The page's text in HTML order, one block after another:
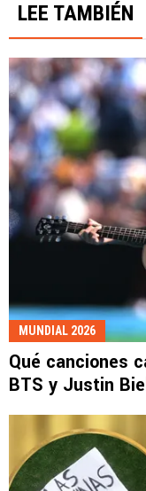
LEE TAMBIÉN
MUNDIAL 2026
Qué canciones
BTS y Justin